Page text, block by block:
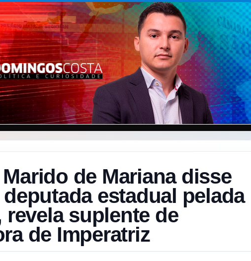
de Mariana disse
estadual pelada
revela suplente de
de Imperatriz